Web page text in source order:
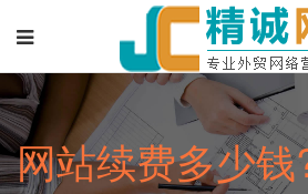
网站续费多少钱